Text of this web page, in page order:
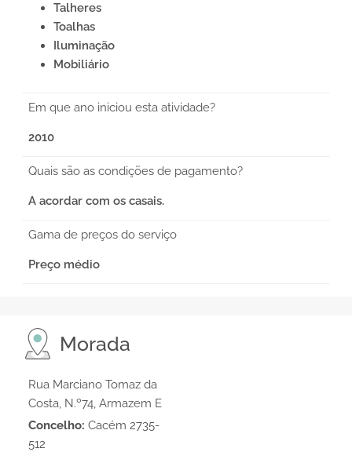
Talheres
Toalhas
Iluminação
Mobiliário
Em que ano iniciou esta atividade?
2010
Quais são as condições de pagamento?
A acordar com os casais.
Gama de preços do serviço
Preço médio
Morada
Rua Marciano Tomaz da
Costa, N.º74, Armazem E
Concelho: Cacém 2735-
512